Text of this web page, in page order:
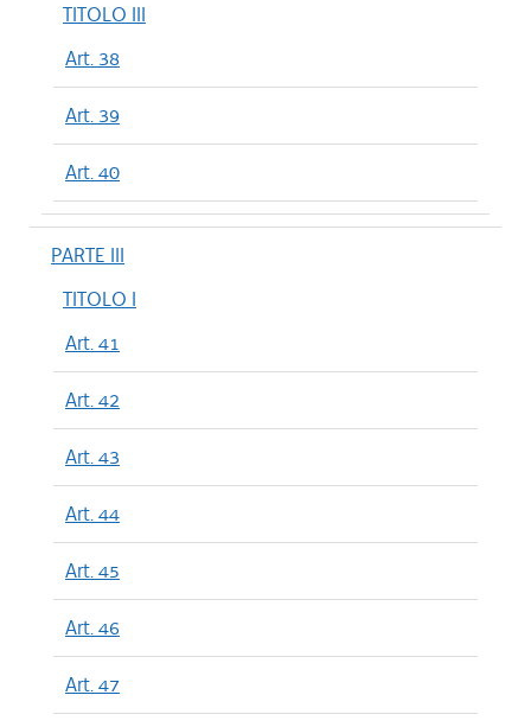
TITOLO III
Art. 38
Art. 39
Art. 40
PARTE III
TITOLO I
Art. 41
Art. 42
Art. 43
Art. 44
Art. 45
Art. 46
Art. 47